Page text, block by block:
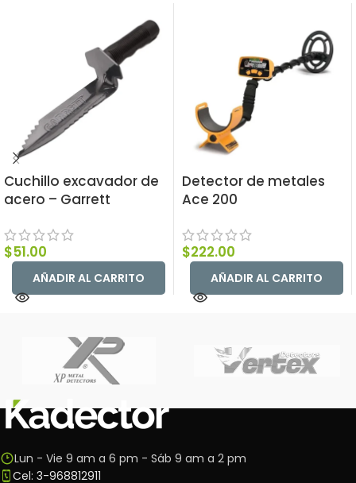
Cuchillo excavador de
acero – Garrett
$51.00
AÑADIR AL CARRITO
Detector de metales
Ace 200
$222.00
AÑADIR AL CARRITO
Lun - Vie 9 am a 6 pm - Sáb 9 am a 2 pm
Cel: 3-968812911